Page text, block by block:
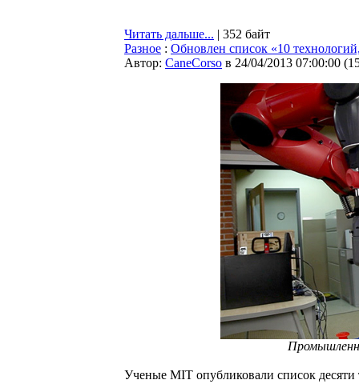
Читать дальше... | 352 байт
Разное : Обновлен список «10
Автор: CaneCorso в 24/04/2013 07:00:00 (
Ученые MIT опубликовали список